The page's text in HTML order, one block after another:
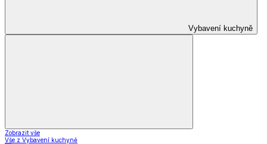
Vybavení kuchyně
Zobrazit vše
Vše z Vybavení kuchyně